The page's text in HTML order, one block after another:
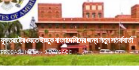
যুক্তরাষ্ট্রে যেতে ইচ্ছুক বাংলাদেশিদের জন্য নতুন সতর্কবার্তা
PROBASH MELA 3 DAYS AGO